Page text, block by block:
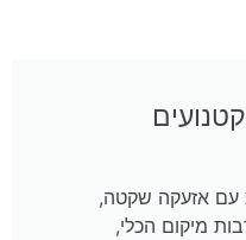
עם אזעקה שקטה,
מיקום הכלי,